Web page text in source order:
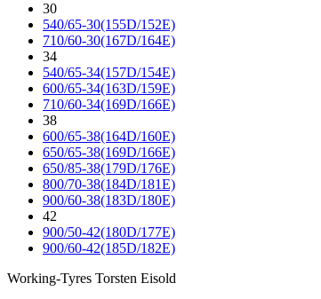
30
540/65-30(155D/152E)
710/60-30(167D/164E)
34
540/65-34(157D/154E)
600/65-34(163D/159E)
710/60-34(169D/166E)
38
600/65-38(164D/160E)
650/65-38(169D/166E)
650/85-38(179D/176E)
800/70-38(184D/181E)
900/60-38(183D/180E)
42
900/50-42(180D/177E)
900/60-42(185D/182E)
Working-Tyres Torsten Eisold